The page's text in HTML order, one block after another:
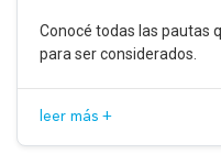
Conocé todas las pautas
para ser considerados.
leer más +